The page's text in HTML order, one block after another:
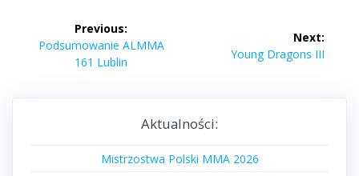
Nawigacja
wpisu
Previous:
Previous
Podsumowanie ALMMA
161 Lublin
Next:
Next
Young Dragons III
Aktualności:
Mistrzostwa Polski MMA 2026